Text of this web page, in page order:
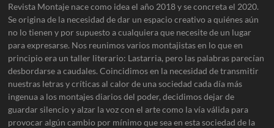
Revista Montaje nace como idea el año 2018 y se concreta el 2020.
Se origina de la necesidad de dar un espacio creativo a quiénes aún
no lo tienen y por supuesto a cualquiera que necesite de un lugar
para expresarse. Nos reunimos varios montajistas en lo que en
principio era un taller literario: Lastarria, pero las palabras parecían
desbordarse a caudales. Coincidimos en la necesidad de transmitir
nuestras letras y críticas al calor de una sociedad cada día más
ingenua a los montajes diarios del poder, decidimos dejar de
guardar silencio y alzar la voz con el arte como la vía válida para
provocar algún cambio por mínimo que sea en esta sociedad de la